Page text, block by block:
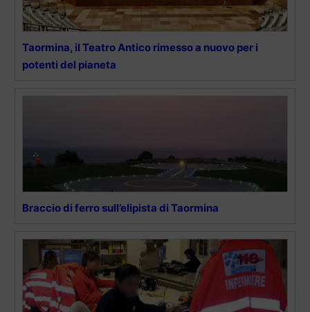
Taormina, il Teatro Antico rimesso a nuovo per i
potenti del pianeta
Braccio di ferro sull’elipista di Taormina